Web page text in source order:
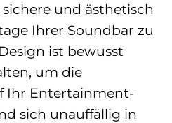
und ästhetisch
Ihrer Soundbar zu
ist bewusst
um die
Ihr Entertainment-
sich unauffällig in